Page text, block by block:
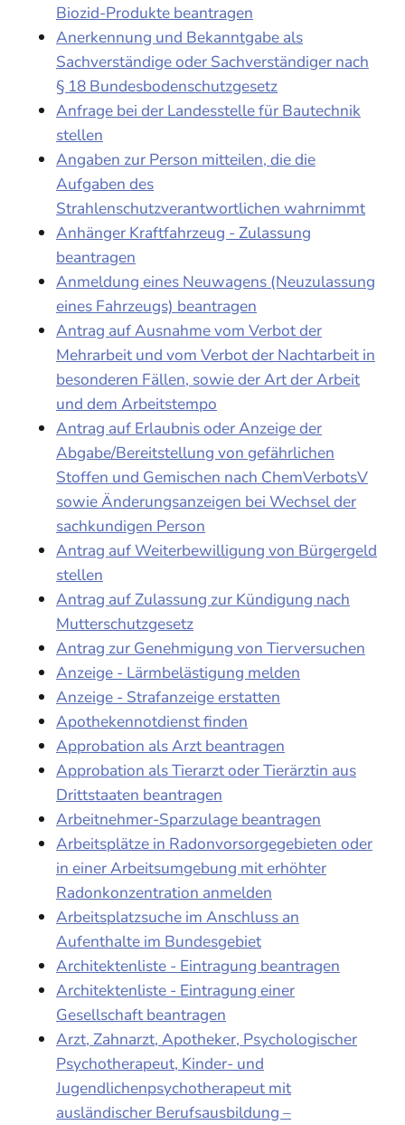
Biozid-Produkte beantragen
Anerkennung und Bekanntgabe als
Sachverständige oder Sachverständiger nach
§ 18 Bundesbodenschutzgesetz
Anfrage bei der Landesstelle für Bautechnik
stellen
Angaben zur Person mitteilen, die die
Aufgaben des
Strahlenschutzverantwortlichen wahrnimmt
Anhänger Kraftfahrzeug - Zulassung
beantragen
Anmeldung eines Neuwagens (Neuzulassung
eines Fahrzeugs) beantragen
Antrag auf Ausnahme vom Verbot der
Mehrarbeit und vom Verbot der Nachtarbeit in
besonderen Fällen, sowie der Art der Arbeit
und dem Arbeitstempo
Antrag auf Erlaubnis oder Anzeige der
Abgabe/Bereitstellung von gefährlichen
Stoffen und Gemischen nach ChemVerbotsV
sowie Änderungsanzeigen bei Wechsel der
sachkundigen Person
Antrag auf Weiterbewilligung von Bürgergeld
stellen
Antrag auf Zulassung zur Kündigung nach
Mutterschutzgesetz
Antrag zur Genehmigung von Tierversuchen
Anzeige - Lärmbelästigung melden
Anzeige - Strafanzeige erstatten
Apothekennotdienst finden
Approbation als Arzt beantragen
Approbation als Tierarzt oder Tierärztin aus
Drittstaaten beantragen
Arbeitnehmer-Sparzulage beantragen
Arbeitsplätze in Radonvorsorgegebieten oder
in einer Arbeitsumgebung mit erhöhter
Radonkonzentration anmelden
Arbeitsplatzsuche im Anschluss an
Aufenthalte im Bundesgebiet
Architektenliste - Eintragung beantragen
Architektenliste - Eintragung einer
Gesellschaft beantragen
Arzt, Zahnarzt, Apotheker, Psychologischer
Psychotherapeut, Kinder- und
Jugendlichenpsychotherapeut mit
ausländischer Berufsausbildung –